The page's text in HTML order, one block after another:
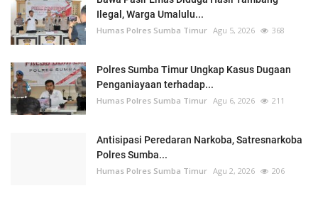
Ilegal, Warga Umalulu...
Humas Polres Sumba Timur Agu 5, 2026 368
Polres Sumba Timur Ungkap Kasus Dugaan
Penganiayaan terhadap...
Humas Polres Sumba Timur Agu 6, 2026 211
Antisipasi Peredaran Narkoba, Satresnarkoba
Polres Sumba...
Humas Polres Sumba Timur Agu 2, 2026 206